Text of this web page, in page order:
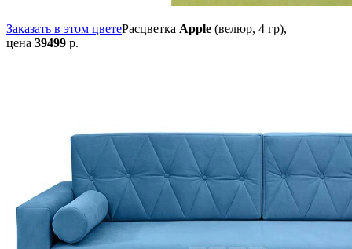
Заказать в этом цветеРасцветка Apple (велюр, 4 гр),
цена 39499 р.